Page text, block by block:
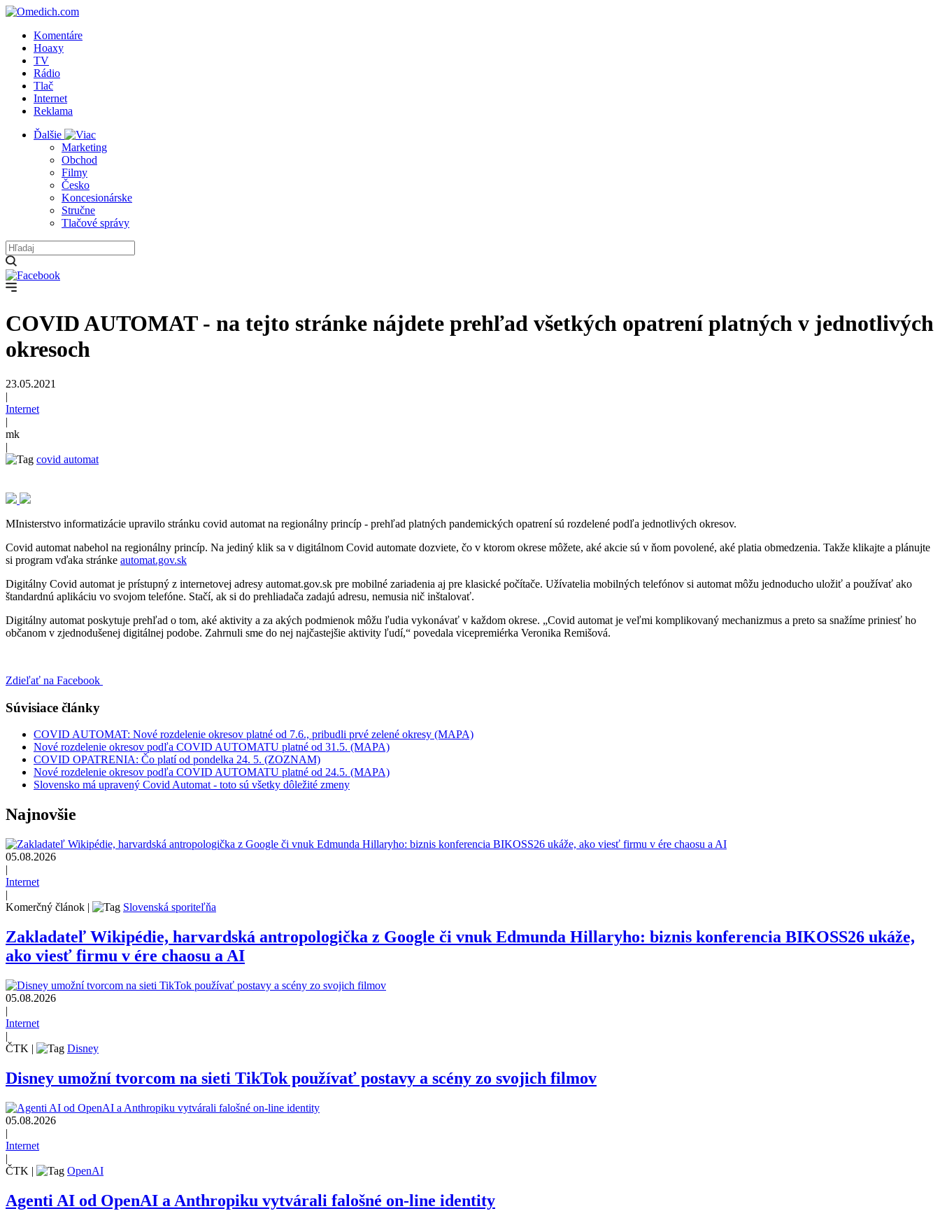
Komentáre
Hoaxy
TV
Rádio
Tlač
Internet
Reklama
Ďalšie
Marketing
Obchod
Filmy
Česko
Koncesionárske
Stručne
Tlačové správy
COVID AUTOMAT - na tejto stránke nájdete prehľad všetkých opatrení platných v jednotlivých
okresoch
23.05.2021
|
Internet
|
mk
|
covid automat
MInisterstvo informatizácie upravilo stránku covid automat na regionálny princíp - prehľad platných pandemických opatrení sú rozdelené podľa jednotlivých okresov.
Covid automat nabehol na regionálny princíp. Na jediný klik sa v digitálnom Covid automate dozviete, čo v ktorom okrese môžete, aké akcie sú v ňom povolené, aké platia obmedzenia. Takže klikajte a plánujte
si program vďaka stránke automat.gov.sk
Digitálny Covid automat je prístupný z internetovej adresy automat.gov.sk pre mobilné zariadenia aj pre klasické počítače. Užívatelia mobilných telefónov si automat môžu jednoducho uložiť a používať ako
štandardnú aplikáciu vo svojom telefóne. Stačí, ak si do prehliadača zadajú adresu, nemusia nič inštalovať.
Digitálny automat poskytuje prehľad o tom, aké aktivity a za akých podmienok môžu ľudia vykonávať v každom okrese. „Covid automat je veľmi komplikovaný mechanizmus a preto sa snažíme priniesť ho
občanom v zjednodušenej digitálnej podobe. Zahrnuli sme do nej najčastejšie aktivity ľudí,“ povedala vicepremiérka Veronika Remišová.
Zdieľať na Facebook
Súvisiace články
COVID AUTOMAT: Nové rozdelenie okresov platné od 7.6., pribudli prvé zelené okresy (MAPA)
Nové rozdelenie okresov podľa COVID AUTOMATU platné od 31.5. (MAPA)
COVID OPATRENIA: Čo platí od pondelka 24. 5. (ZOZNAM)
Nové rozdelenie okresov podľa COVID AUTOMATU platné od 24.5. (MAPA)
Slovensko má upravený Covid Automat - toto sú všetky dôležité zmeny
Najnovšie
05.08.2026
|
Internet
|
Komerčný článok | Slovenská sporiteľňa
Zakladateľ Wikipédie, harvardská antropologička z Google či vnuk Edmunda Hillaryho: biznis konferencia BIKOSS26 ukáže,
ako viesť firmu v ére chaosu a AI
05.08.2026
|
Internet
|
ČTK | Disney
Disney umožní tvorcom na sieti TikTok používať postavy a scény zo svojich filmov
05.08.2026
|
Internet
|
ČTK | OpenAI
Agenti AI od OpenAI a Anthropiku vytvárali falošné on-line identity